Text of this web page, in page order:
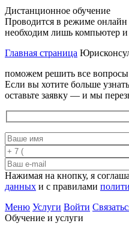
Дистанционное обучение
Проводится в режиме
необходим лишь компьютер
Главная страница
поможем решить все вопросы
Если вы хотите больше
оставьте заявку — и мы
Нажимая на кнопку, я
данных и с правилами
Меню Услуги Войти
Обучение и услуги